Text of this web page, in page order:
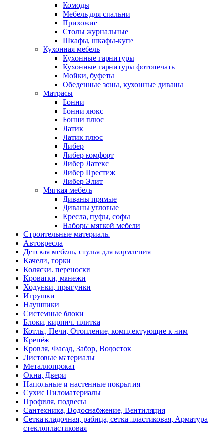
Комоды
Мебель для спальни
Прихожие
Столы журнальные
Шкафы, шкафы-купе
Кухонная мебель
Кухонные гарнитуры
Кухонные гарнитуры фотопечать
Мойки, буфеты
Обеденные зоны, кухонные диваны
Матрасы
Бонни
Бонни люкс
Бонни плюс
Латик
Латик плюс
Либер
Либер комфорт
Либер Латекс
Либер Престиж
Либер Элит
Мягкая мебель
Диваны прямые
Диваны угловые
Кресла, пуфы, софы
Наборы мягкой мебели
Строительные материалы
Автокресла
Детская мебель, стулья для кормления
Качели, горки
Коляски. переноски
Кроватки, манежи
Ходунки, прыгунки
Игрушки
Наушники
Системные блоки
Блоки, кирпич. плитка
Котлы, Печи, Отопление, комплектующие к ним
Крепёж
Кровля, Фасад, Забор, Водосток
Листовые материалы
Металлопрокат
Окна, Двери
Напольные и настенные покрытия
Сухие Пиломатериалы
Профиля, подвесы
Сантехника, Водоснабжение, Вентиляция
Сетка кладочная, рабица, сетка пластиковая, Арматура
стеклопластиковая